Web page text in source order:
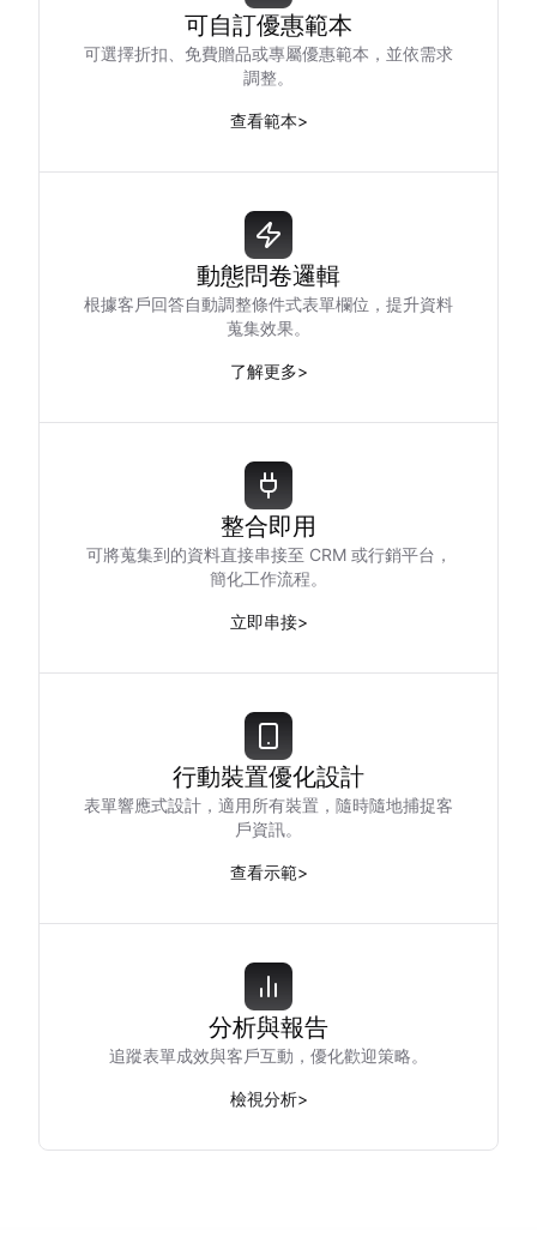
可自訂優惠範本
可選擇折扣、免費贈品或專屬優惠範本，並依需求
調整。
查看範本>
動態問卷邏輯
根據客戶回答自動調整條件式表單欄位，提升資料
蒐集效果。
了解更多>
整合即用
可將蒐集到的資料直接串接至 CRM 或行銷平台，
簡化工作流程。
立即串接>
行動裝置優化設計
表單響應式設計，適用所有裝置，隨時隨地捕捉客
戶資訊。
查看示範>
分析與報告
追蹤表單成效與客戶互動，優化歡迎策略。
檢視分析>